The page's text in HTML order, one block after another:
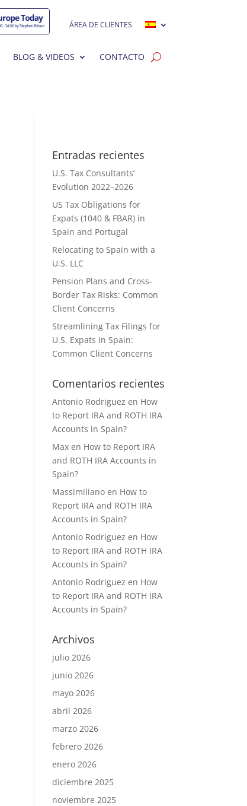
ÁREA DE CLIENTES
BLOG & VIDEOS CONTACTO
Entradas recientes
U.S. Tax Consultants’
Evolution 2022–2026
US Tax Obligations for
Expats (1040 & FBAR) in
Spain and Portugal
Relocating to Spain with a
U.S. LLC
Pension Plans and Cross-
Border Tax Risks: Common
Client Concerns
Streamlining Tax Filings for
U.S. Expats in Spain:
Common Client Concerns
Comentarios recientes
Antonio Rodriguez en How
to Report IRA and ROTH IRA
Accounts in Spain?
Max en How to Report IRA
and ROTH IRA Accounts in
Spain?
Massimiliano en How to
Report IRA and ROTH IRA
Accounts in Spain?
Antonio Rodriguez en How
to Report IRA and ROTH IRA
Accounts in Spain?
Antonio Rodriguez en How
to Report IRA and ROTH IRA
Accounts in Spain?
Archivos
julio 2026
junio 2026
mayo 2026
abril 2026
marzo 2026
febrero 2026
enero 2026
diciembre 2025
noviembre 2025